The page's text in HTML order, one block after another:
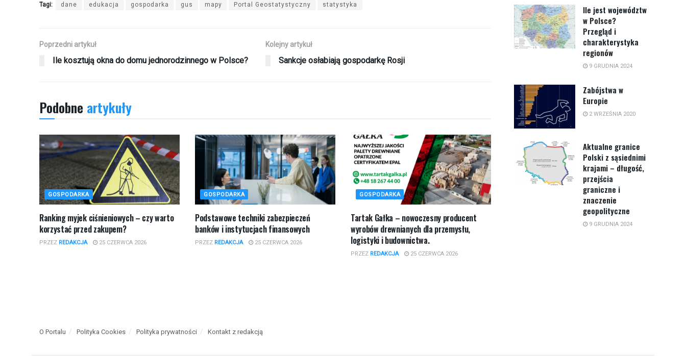
Tagi: dane edukacja gospodarka gus mapy Portal Geostatystyczny statystyka
Poprzedni artykuł
Ile kosztują okna do domu jednorodzinnego w Polsce?
Kolejny artykuł
Sankcje osłabiają gospodarkę Rosji
Podobne artykuły
GOSPODARKA
Ranking myjek ciśnieniowych – czy warto
korzystać przed zakupem?
PRZEZ REDAKCJA 25 CZERWCA 2026
GOSPODARKA
Podstawowe techniki zabezpieczeń
banków i instytucjach finansowych
PRZEZ REDAKCJA 25 CZERWCA 2026
GOSPODARKA
Tartak Gałka – nowoczesny producent
wyrobów drewnianych dla przemysłu,
logistyki i budownictwa.
PRZEZ REDAKCJA 25 CZERWCA 2026
Ile jest województw
w Polsce?
Przegląd i
charakterystyka
regionów
9 GRUDNIA 2024
Zabójstwa w
Europie
2 WRZEŚNIA 2020
Aktualne granice
Polski z sąsiednimi
krajami – długość,
przejścia
graniczne i
znaczenie
geopolityczne
9 GRUDNIA 2024
O Portalu Polityka Cookies Polityka prywatności Kontakt z redakcją